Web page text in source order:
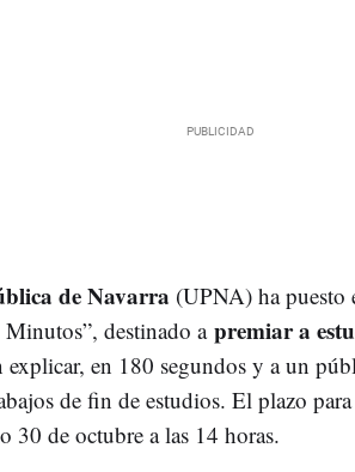
de Navarra (UPNA) ha puesto
destinado apremiar a
en 180 segundos y a un
de fin de estudios. El plazo
30 de octubre a las 14 horas.